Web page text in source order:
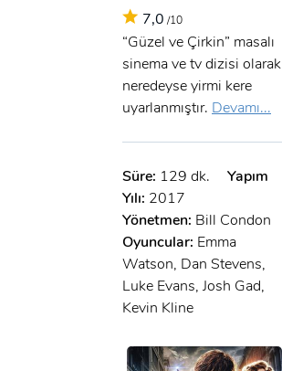
7,0 /10
“Güzel ve Çirkin” masalı
sinema ve tv dizisi olarak
neredeyse yirmi kere
uyarlanmıştır. Devamı...
Süre: 129 dk.
Yapım
Yılı: 2017
Yönetmen: Bill Condon
Oyuncular: Emma
Watson, Dan Stevens,
Luke Evans, Josh Gad,
Kevin Kline